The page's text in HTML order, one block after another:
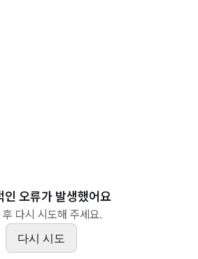
인 오류가 발생했어요
후 다시 시도해 주세요.
다시 시도